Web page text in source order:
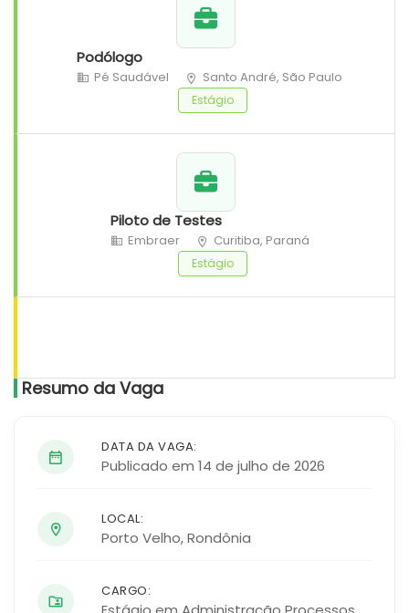
Podólogo
Pé Saudável Santo André, São Paulo
Estágio
Piloto de Testes
Embraer Curitiba, Paraná
Estágio
Resumo da Vaga
DATA DA VAGA:
Publicado em 14 de julho de 2026
LOCAL:
Porto Velho,Rondônia
CARGO: